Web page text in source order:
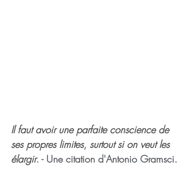
Il faut avoir une parfaite conscience de
ses propres limites, surtout si on veut les
élargir. - Une citation d'Antonio Gramsci.